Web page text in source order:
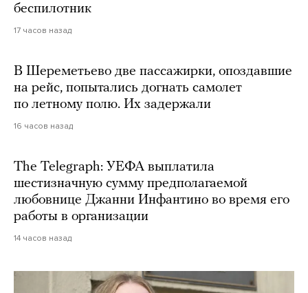
беспилотник
17 часов назад
В Шереметьево две пассажирки, опоздавшие
на рейс, попытались догнать самолет
по летному полю. Их задержали
16 часов назад
The Telegraph: УЕФА выплатила
шестизначную сумму предполагаемой
любовнице Джанни Инфантино во время его
работы в организации
14 часов назад